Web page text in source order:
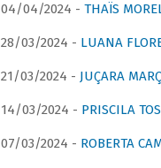
04/04/2024 - THAÏS
28/03/2024 - LUANA
21/03/2024 - JUÇARA
14/03/2024 - PRISCILA
07/03/2024 - ROBERTA